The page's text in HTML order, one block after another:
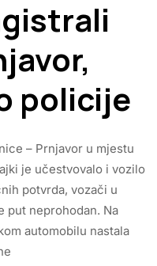
policije
– Prnjavor u mjestu
je učestvovalo i vozilo
potvrda, vozači u
put neprohodan. Na
automobilu nastala